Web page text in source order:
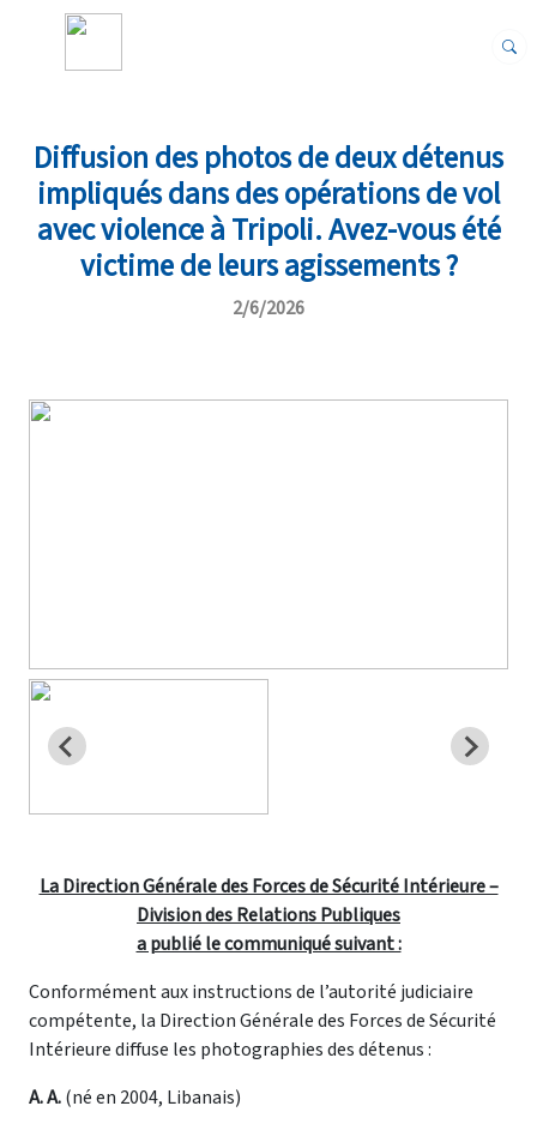
Diffusion des photos de deux détenus
impliqués dans des opérations de vol
avec violence à Tripoli. Avez-vous été
victime de leurs agissements ?
2/6/2026
La Direction Générale des Forces de Sécurité Intérieure –
Division des Relations Publiques
a publié le communiqué suivant :
Conformément aux instructions de l’autorité judiciaire
compétente, la Direction Générale des Forces de Sécurité
Intérieure diffuse les photographies des détenus :
A. A.(né en 2004, Libanais)